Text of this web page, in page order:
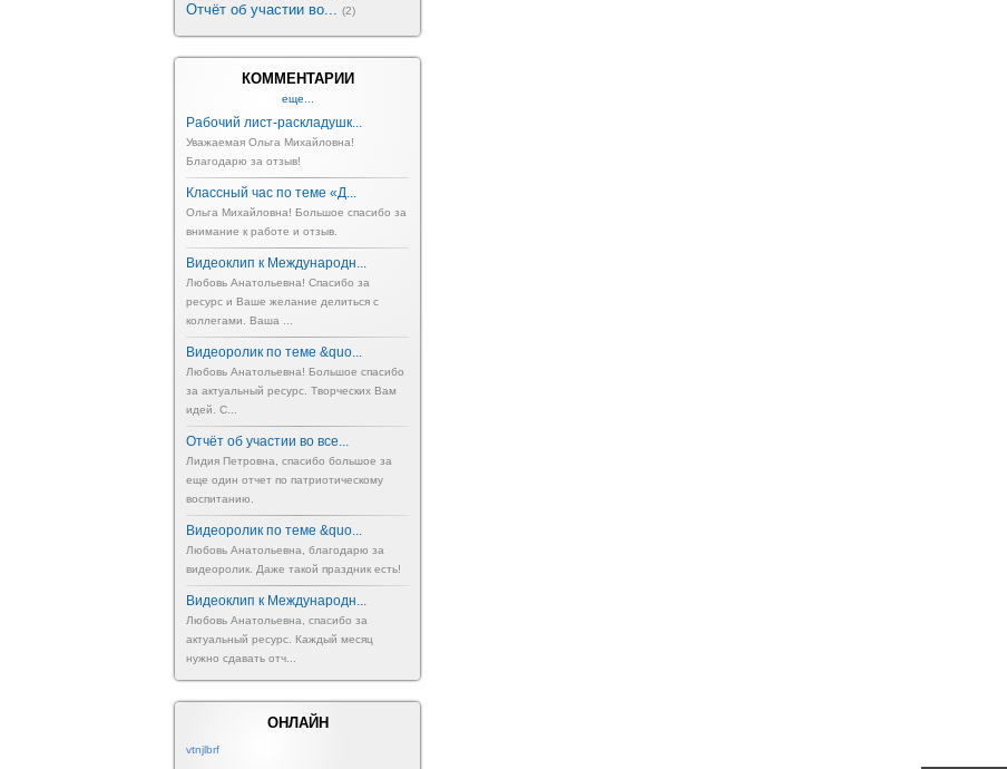
Отчёт об участии во... (2)
КОММЕНТАРИИ
еще...
Рабочий лист-раскладушк...
Уважаемая Ольга Михайловна!
Благодарю за отзыв!
Классный час по теме «Д...
Ольга Михайловна! Большое спасибо за
внимание к работе и отзыв.
Видеоклип к Международн...
Любовь Анатольевна! Спасибо за
ресурс и Ваше желание делиться с
коллегами. Ваша ...
Видеоролик по теме &quo...
Любовь Анатольевна! Большое спасибо
за актуальный ресурс. Творческих Вам
идей. С...
Отчёт об участии во все...
Лидия Петровна, спасибо большое за
еще один отчет по патриотическому
воспитанию.
Видеоролик по теме &quo...
Любовь Анатольевна, благодарю за
видеоролик. Даже такой праздник есть!
Видеоклип к Международн...
Любовь Анатольевна, спасибо за
актуальный ресурс. Каждый месяц
нужно сдавать отч...
ОНЛАЙН
vtnjlbrf